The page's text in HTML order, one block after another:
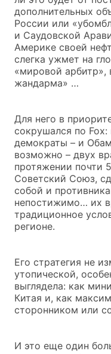
дополнительных
России или
и Саудовской
Америке своей
слегка ужмет на
«мировой арбитр»,
жандарма» …
Для него в
сокрушался по Fox:
демократы – и
возможно – двух
протяжении почти
Советский Союз,
собой и
непостижимо… их
традиционное
регионе.
Его стратегия не
утопической,
выглядела: как
Китая и, как
сторонником или
И это еще один